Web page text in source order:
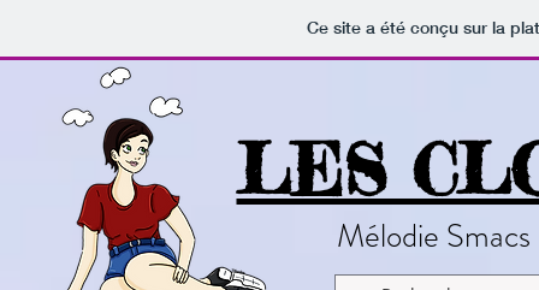
Ce site a été conçu sur la
LES
Mélodie